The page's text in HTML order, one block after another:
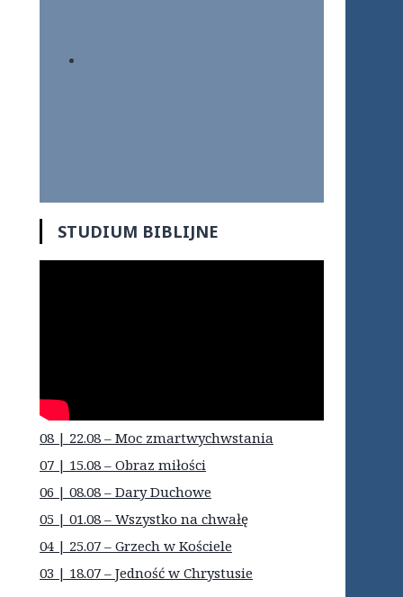
STUDIUM BIBLIJNE
08 | 22.08 – Moc zmartwychwstania
07 | 15.08 – Obraz miłości
06 | 08.08 – Dary Duchowe
05 | 01.08 – Wszystko na chwałę
04 | 25.07 – Grzech w Kościele
03 | 18.07 – Jedność w Chrystusie